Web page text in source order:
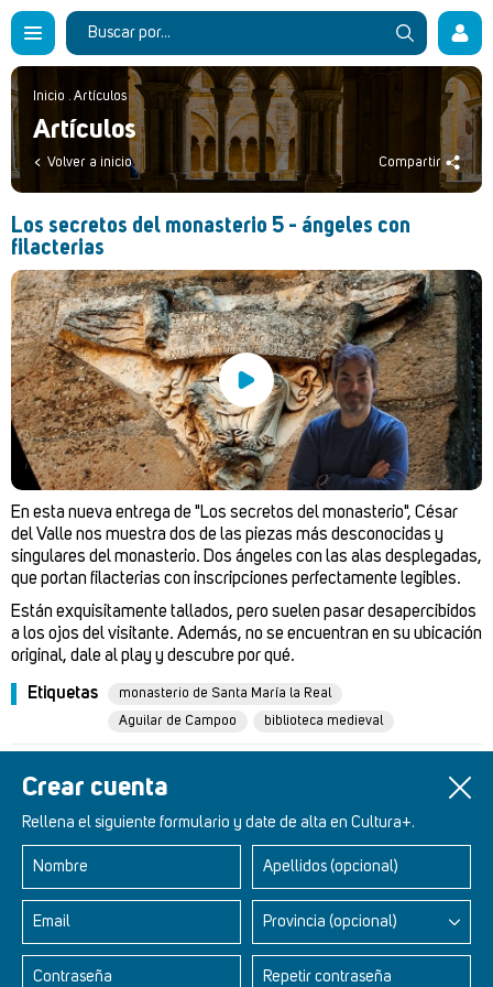
Crear cuenta
Rellena el siguiente formulario y date de alta en Cultura+.
Nombre Apellidos (opcional)
Email Provincia (opcional)
Contraseña Repetir contraseña
Inicio . Artículos
Artículos
Volver a inicio Compartir
Los secretos del monasterio 5 - ángeles con
filacterias
En esta nueva entrega de "Los secretos del monasterio", César
del Valle nos muestra dos de las piezas más desconocidas y
singulares del monasterio. Dos ángeles con las alas desplegadas,
que portan filacterias con inscripciones perfectamente legibles.
Están exquisitamente tallados, pero suelen pasar desapercibidos
a los ojos del visitante. Además, no se encuentran en su ubicación
original, dale al play y descubre por qué.
Etiquetas
monasterio de Santa María la Real
Aguilar de Campoo
biblioteca medieval
Retablos Renacentistas Este de León